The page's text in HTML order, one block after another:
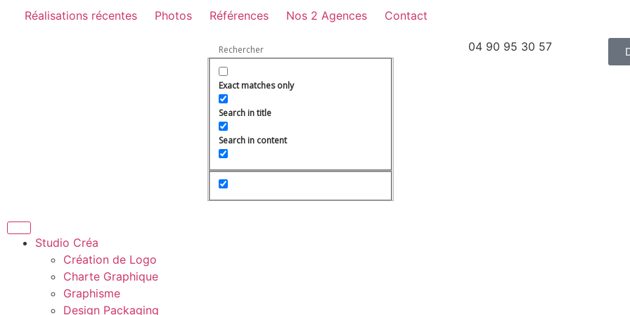
Réalisations récentes Photos Références Nos 2 Agences Contact
Exact matches only
Search in title
Search in content
04 90 95 30 57
Studio Créa
Création de Logo
Charte Graphique
Graphisme
Design Packaging